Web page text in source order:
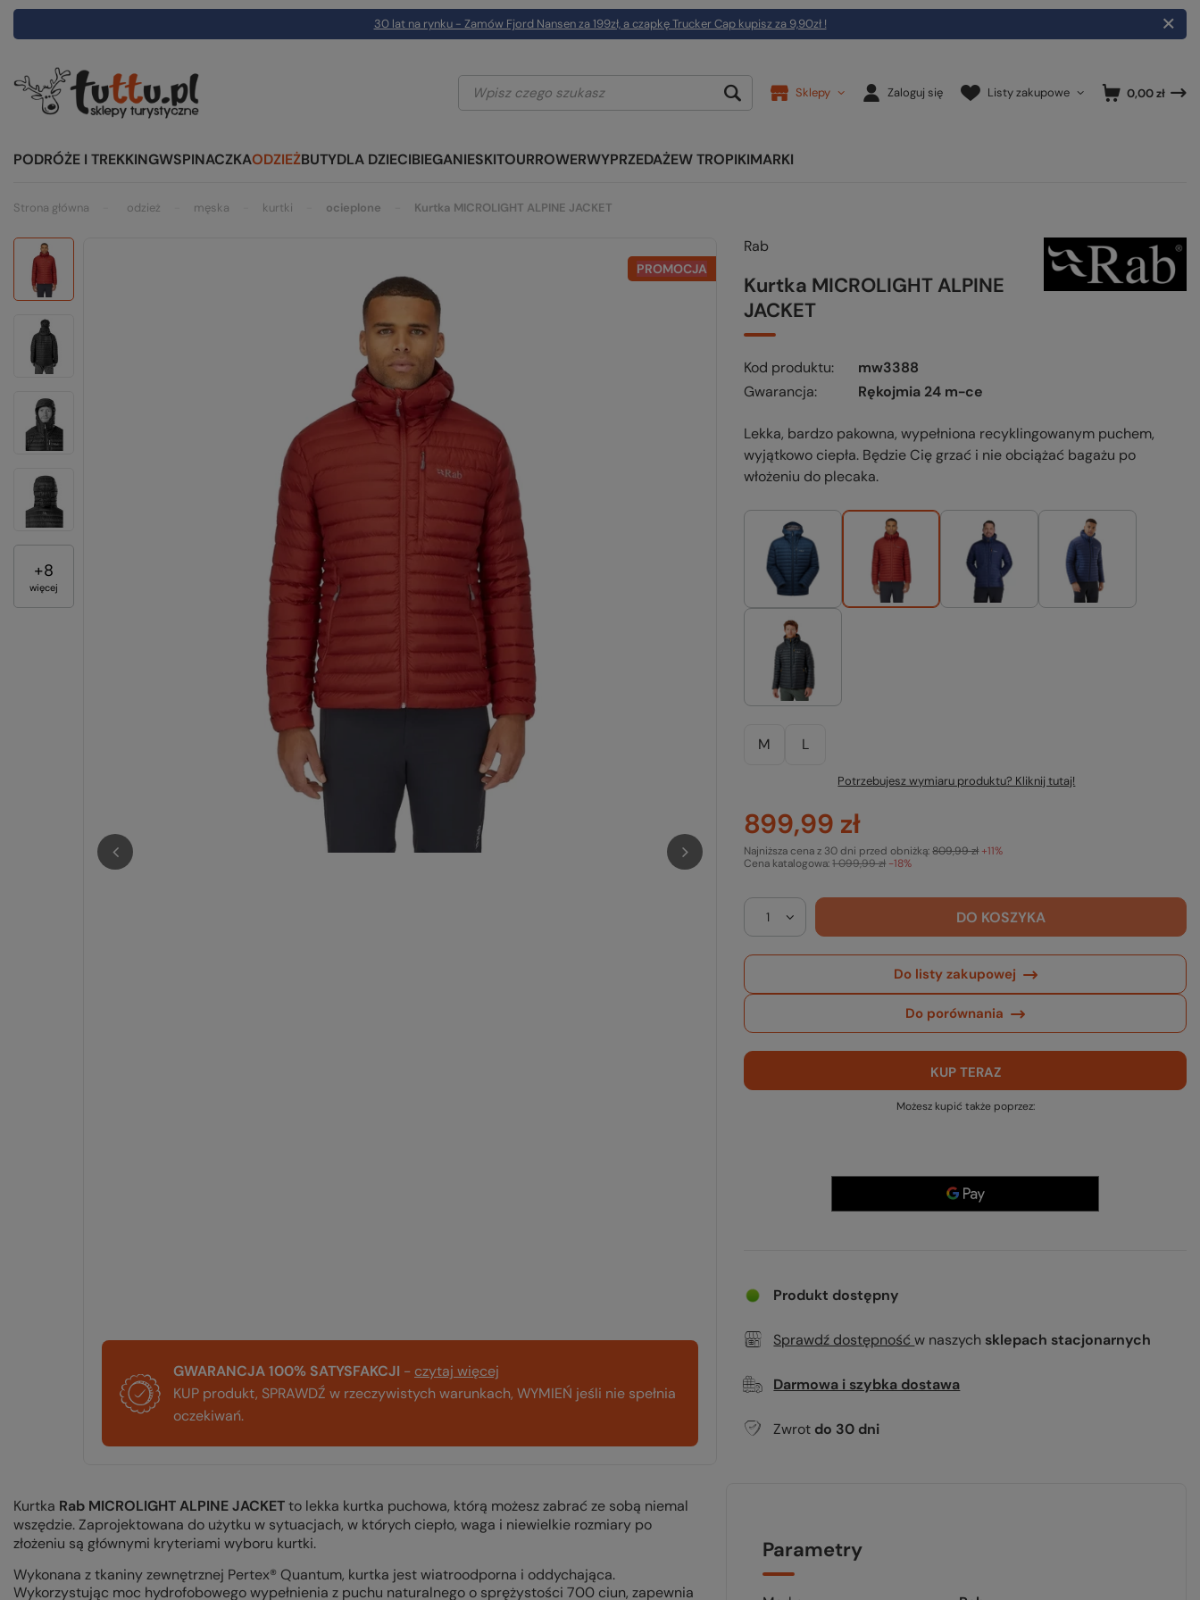
30 lat na rynku - Zamów Fjord Nansen za 199zł, a czapkę Trucker Cap kupisz za 9,90zł !
Sklepy Zaloguj się Listy zakupowe 0,00 zł
PODRÓŻE I TREKKINGWSPINACZKAODZIEŻBUTYDLA DZIECIBIEGANIESKITOURROWERWYPRZEDAŻEW TROPIKIMARKI
Strona główna odzież męska kurtki ocieplone Kurtka MICROLIGHT ALPINE JACKET
+8
więcej
PROMOCJA
GWARANCJA 100% SATYSFAKCJI - czytaj więcej
KUP produkt, SPRAWDŹ w rzeczywistych warunkach, WYMIEŃ jeśli nie spełnia
oczekiwań.
Rab
Kurtka MICROLIGHT ALPINE
JACKET
Kod produktu
mw3388
Gwarancja
Rękojmia 24 m-ce
Lekka, bardzo pakowna, wypełniona recyklingowanym puchem,
wyjątkowo ciepła. Będzie Cię grzać i nie obciążać bagażu po
włożeniu do plecaka.
M L
Potrzebujesz wymiaru produktu? Kliknij tutaj!
899,99 zł
Cena katalogowa:1 099,99 zł -18%
Najniższa cena z 30 dni przed obniżką:809,99 zł +11%
DO KOSZYKA
Do listy zakupowej
Do porównania
KUP TERAZ
Możesz kupić także poprzez:
Produkt dostępny
Sprawdź dostępnośćw naszych sklepach stacjonarnych
Darmowa i szybka dostawa
Zwrot do 30 dni
Kurtka Rab MICROLIGHT ALPINE JACKETto lekka kurtka puchowa, którą możesz zabrać ze sobą niemal
wszędzie. Zaprojektowana do użytku w sytuacjach, w których ciepło, waga i niewielkie rozmiary po
złożeniu są głównymi kryteriami wyboru kurtki.
Wykonana z tkaniny zewnętrznej Pertex® Quantum, kurtka jest wiatroodporna i oddychająca.
Wykorzystując moc hydrofobowego wypełnienia z puchu naturalnego o sprężystości 700 ciun, zapewnia
Parametry